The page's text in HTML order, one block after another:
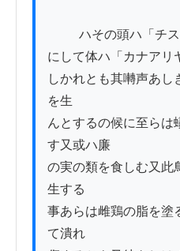
にして体ハ「カナアリ
しかれとも其囀声あし
を生
んとするの候に至らは
す又或ハ廉
の実の類を食しむ又此
生する
事あらは雌鶏の脂を塗
て潰れ